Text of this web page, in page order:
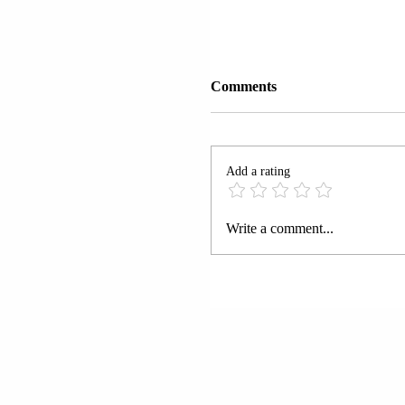
LAGJJA “NR. 4”;
Comments
Add a rating
Write a comment...